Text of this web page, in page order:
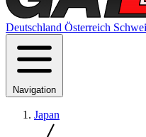
Deutschland Österreich
Navigation
Japan